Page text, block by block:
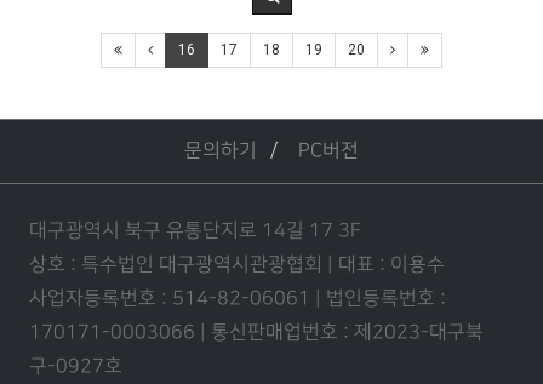
16 17 18 19 20
문의하기 PC버전
대구광역시 북구 유통단지로 14길 17 3F
상호 : 특수법인 대구광역시관광협회 | 대표 : 이용수
사업자등록번호 : 514-82-06061 | 법인등록번호 :
170171-0003066 | 통신판매업번호 : 제2023-대구북
구-0927호